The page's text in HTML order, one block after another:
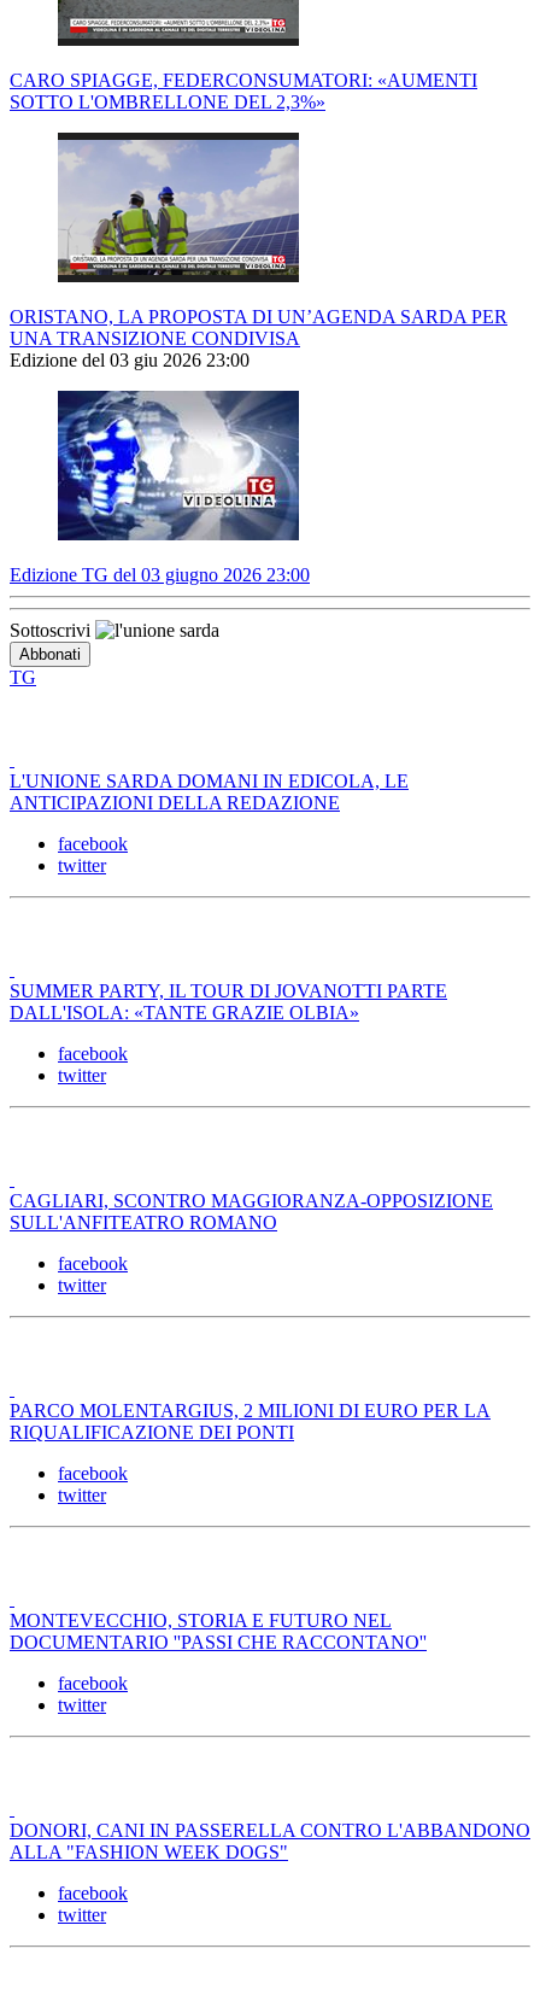
CARO SPIAGGE, FEDERCONSUMATORI: «AUMENTI
SOTTO L'OMBRELLONE DEL 2,3%»
ORISTANO, LA PROPOSTA DI UN’AGENDA SARDA PER
UNA TRANSIZIONE CONDIVISA
Edizione del 03 giu 2026 23:00
Edizione TG del 03 giugno 2026 23:00
Sottoscrivi
TG
L'UNIONE SARDA DOMANI IN EDICOLA, LE
ANTICIPAZIONI DELLA REDAZIONE
facebook
twitter
SUMMER PARTY, IL TOUR DI JOVANOTTI PARTE
DALL'ISOLA: «TANTE GRAZIE OLBIA»
facebook
twitter
CAGLIARI, SCONTRO MAGGIORANZA-OPPOSIZIONE
SULL'ANFITEATRO ROMANO
facebook
twitter
PARCO MOLENTARGIUS, 2 MILIONI DI EURO PER LA
RIQUALIFICAZIONE DEI PONTI
facebook
twitter
MONTEVECCHIO, STORIA E FUTURO NEL
DOCUMENTARIO ''PASSI CHE RACCONTANO''
facebook
twitter
DONORI, CANI IN PASSERELLA CONTRO L'ABBANDONO
ALLA "FASHION WEEK DOGS"
facebook
twitter